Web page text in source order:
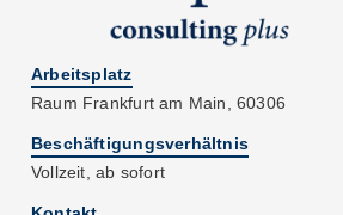
Arbeitsplatz
Raum Frankfurt am Main, 60306
Beschäftigungsverhältnis
Vollzeit, ab sofort